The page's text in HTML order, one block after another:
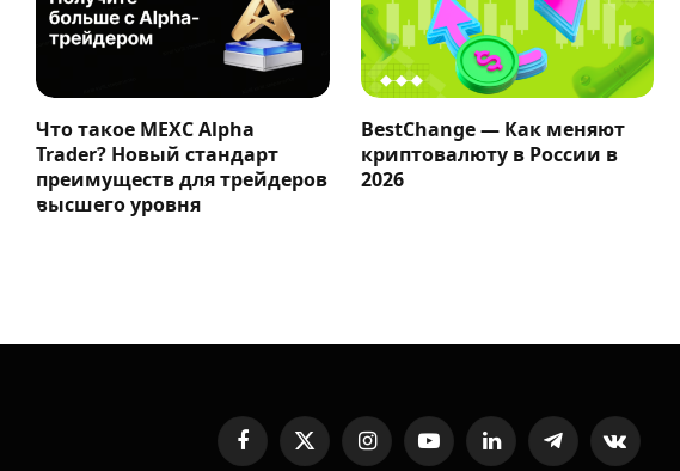
Что такое MEXC Alpha
Trader? Новый стандарт
преимуществ для трейдеров
высшего уровня
BestChange — Как меняют
криптовалюту в России в
2026
FacebookX
InstagramYouTubeLinkedInTelegramVKontakte